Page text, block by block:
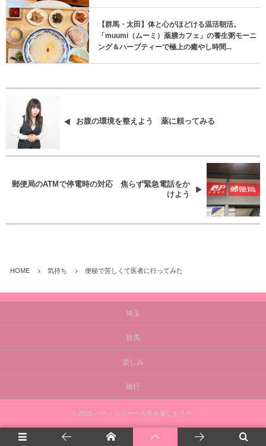
【群馬・太田】体と心がほどける温活朝活。
「muumi（ムーミ）薬膳カフェ」の養生粥モーニ
ング＆ハーブティーで極上の癒やし時間...
お腹の環境を整えよう 薬に頼ってみる
郵便局のATMで停電時の対応 焦らず緊急電話をか
けよう
HOME 気持ち 便秘で苦しくて医者に行ってみた
埼玉
群馬
楽しみ
旅行
© 2026 ハートツリー〜人生を楽しもう〜